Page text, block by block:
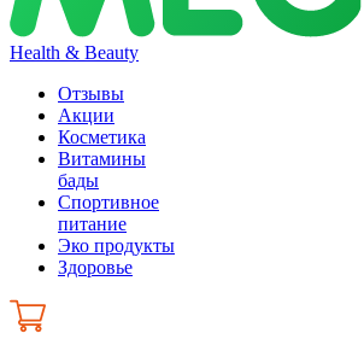
Health & Beauty
Отзывы
Акции
Косметика
Витамины
бады
Спортивное
питание
Эко продукты
Здоровье